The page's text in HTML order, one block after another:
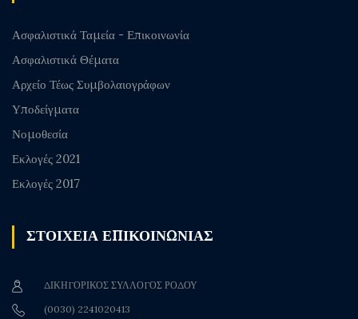
Ασφαλιστικά Ταμεία - Επικοινωνία
Ασφαλιστικά Θέματα
Αρχείο Τέως Συμβολαιογράφων
Υποδείγματα
Νομοθεσία
Εκλογές 2021
Εκλογές 2017
ΣΤΟΙΧΕΙΑ ΕΠΙΚΟΙΝΩΝΙΑΣ
ΔΙΚΗΓΟΡΙΚΟΣ ΣΥΛΛΟΓΟΣ ΡΟΔΟΥ
(0030) 2241020413